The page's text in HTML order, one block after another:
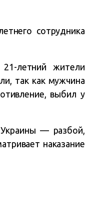
сотрудника
летний жители
так как мужчина
выбил у
— разбой,
наказание